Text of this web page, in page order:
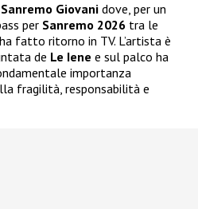
Sanremo Giovani dove, per un
per Sanremo 2026 tra le
ha fatto ritorno in TV. L’artista è
de Le Iene e sul palco ha
importanza
fragilità, responsabilità e